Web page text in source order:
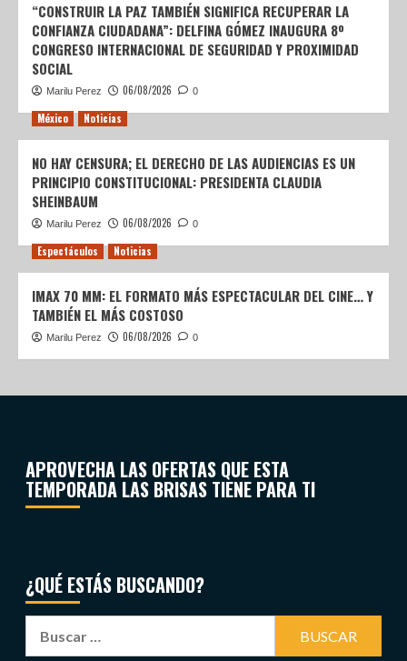
“CONSTRUIR LA PAZ TAMBIÉN SIGNIFICA RECUPERAR LA
CONFIANZA CIUDADANA”: DELFINA GÓMEZ INAUGURA 8º
CONGRESO INTERNACIONAL DE SEGURIDAD Y PROXIMIDAD
SOCIAL
Marilu Perez 06/08/2026 0
México Noticias
NO HAY CENSURA; EL DERECHO DE LAS AUDIENCIAS ES UN
PRINCIPIO CONSTITUCIONAL: PRESIDENTA CLAUDIA
SHEINBAUM
Marilu Perez 06/08/2026 0
Espectáculos Noticias
IMAX 70 MM: EL FORMATO MÁS ESPECTACULAR DEL CINE… Y
TAMBIÉN EL MÁS COSTOSO
Marilu Perez 06/08/2026 0
APROVECHA LAS OFERTAS QUE ESTA
TEMPORADA LAS BRISAS TIENE PARA TI
¿QUÉ ESTÁS BUSCANDO?